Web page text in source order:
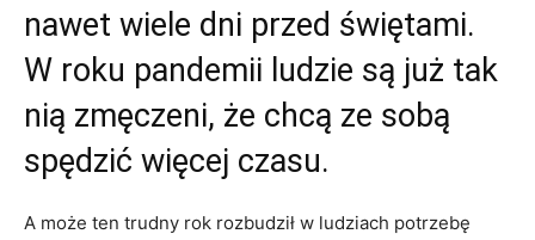
nawet wiele dni przed świętami.
W roku pandemii ludzie są już tak
nią zmęczeni, że chcą ze sobą
spędzić więcej czasu.
A może ten trudny rok rozbudził w ludziach potrzebę